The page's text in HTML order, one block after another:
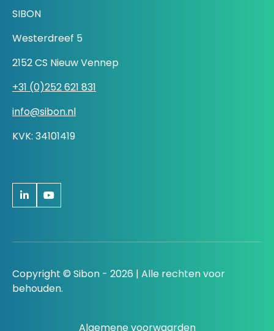
SIBON
Westerdreef 5
2152 CS Nieuw Vennep
+31 (0)252 621 831
info@sibon.nl
KVK: 34101419
Copyright © Sibon - 2026 | Alle rechten voor
behouden.
Algemene voorwaarden